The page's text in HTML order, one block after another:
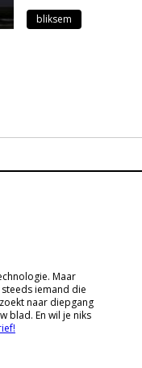
bliksem
Maar
iemand die
naar diepgang
blad. En wil je niks